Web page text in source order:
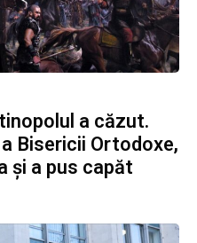
a căzut.
Bisericii Ortodoxe,
și a pus capăt